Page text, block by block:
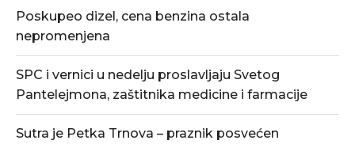
Poskupeo dizel, cena benzina ostala
nepromenjena
SPC i vernici u nedelju proslavljaju Svetog
Pantelejmona, zaštitnika medicine i farmacije
Sutra je Petka Trnova – praznik posvećen